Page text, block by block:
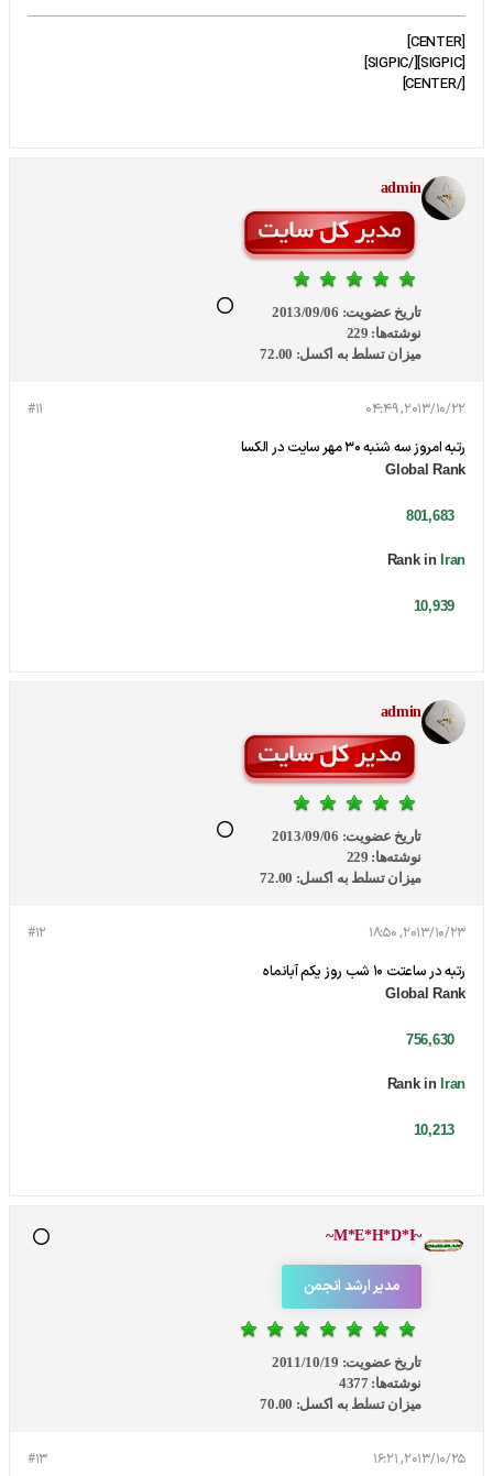
[CENTER]
[SIGPIC][/SIGPIC]
[/CENTER]
admin
تاریخ عضویت: 2013/09/06
نوشته‌ها: 229
میزان تسلط به اکسل: 72.00
#11 2013/10/22, 04:49
رتبه امروز سه شنبه 30 مهر سایت در الکسا
Global Rank
801,683
Rank in Iran
10,939
admin
تاریخ عضویت: 2013/09/06
نوشته‌ها: 229
میزان تسلط به اکسل: 72.00
#12 2013/10/23, 18:50
رتبه در ساعتت 10 شب روز یکم آبانماه
Global Rank
756,630
Rank in Iran
10,213
~M*E*H*D*I~
مدیر ارشد انجمن
تاریخ عضویت: 2011/10/19
نوشته‌ها: 4377
میزان تسلط به اکسل: 70.00
#13 2013/10/25, 16:21